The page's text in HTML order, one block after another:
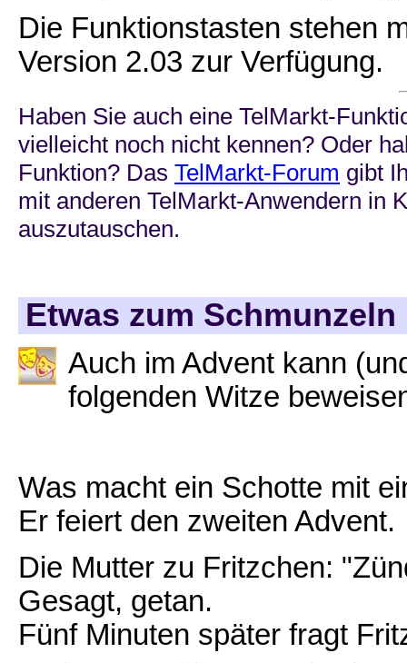
Die Funktionstasten stehen
Version 2.03 zur Verfügung.
Haben Sie auch eine TelMarkt-
vielleicht noch nicht kennen? Oder
Funktion? Das TelMarkt-Forum gibt
mit anderen TelMarkt-Anwendern in
auszutauschen.
Etwas zum Schmunzeln
Auch im Advent kann
folgenden Witze
Was macht ein Schotte mit
Er feiert den zweiten Advent.
Die Mutter zu Fritzchen:
Gesagt, getan.
Fünf Minuten später fragt